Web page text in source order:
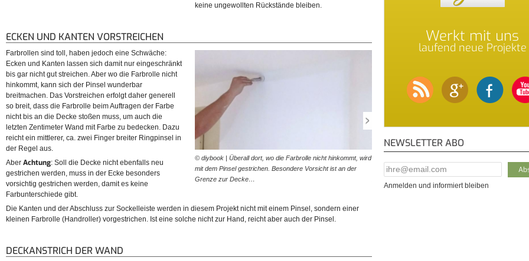
keine ungewollten Rückstände bleiben.
ECKEN UND KANTEN VORSTREICHEN
© diybook | Überall dort, wo die Farbrolle nicht hinkommt, wird
mit dem Pinsel gestrichen. Besondere Vorsicht ist an der
Grenze zur Decke…
Farbwalze vorgestrichen werden. Ist kein kleiner
zur Hand, tut es auch der…
Farbrollen sind toll, haben jedoch eine Schwäche:
Ecken und Kanten lassen sich damit nur eingeschränkt
bis gar nicht gut streichen. Aber wo die Farbrolle nicht
hinkommt, kann sich der Pinsel wunderbar
breitmachen. Das Vorstreichen erfolgt daher generell
so breit, dass die Farbrolle beim Auftragen der Farbe
nicht bis an die Decke stoßen muss, um auch die
letzten Zentimeter Wand mit Farbe zu bedecken. Dazu
reicht ein mittlerer, ca. zwei Finger breiter Ringpinsel in
der Regel aus.
Aber Achtung: Soll die Decke nicht ebenfalls neu
gestrichen werden, muss in der Ecke besonders
vorsichtig gestrichen werden, damit es keine
Farbunterschiede gibt.
Die Kanten und der Abschluss zur Sockelleiste werden in diesem Projekt nicht mit einem Pinsel, sondern einer
kleinen Farbrolle (Handroller) vorgestrichen. Ist eine solche nicht zur Hand, reicht aber auch der Pinsel.
DECKANSTRICH DER WAND
Werkt mit uns
laufend neue Projekte
NEWSLETTER ABO
E-Mail Addresse*
Anmelden und informiert bleiben